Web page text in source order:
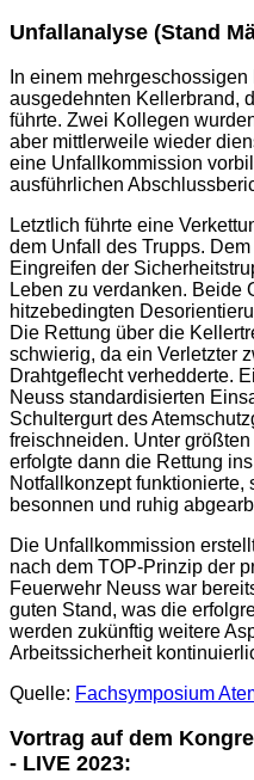
Unfallanalyse (Stand
In einem
ausgedehnten Kellerbrand,
führte. Zwei Kollegen
aber mittlerweile wieder
eine Unfallkommission
ausführlichen
Letztlich führte eine
dem Unfall des Trupps.
Eingreifen der
Leben zu verdanken. Beide
hitzebedingten
Die Rettung über die
schwierig, da ein Verletzter
Drahtgeflecht verhedderte.
Neuss standardisierten
Schultergurt des
freischneiden. Unter
erfolgte dann die Rettung
Notfallkonzept funktionierte,
besonnen und ruhig
Die Unfallkommission
nach dem TOP-Prinzip der
Feuerwehr Neuss war
guten Stand, was die
werden zukünftig weitere
Arbeitssicherheit
Quelle: Fachsymposium
Vortrag auf dem
- LIVE 2023: